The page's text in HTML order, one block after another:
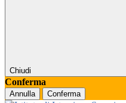
Chiudi
Conferma
Annulla Conferma